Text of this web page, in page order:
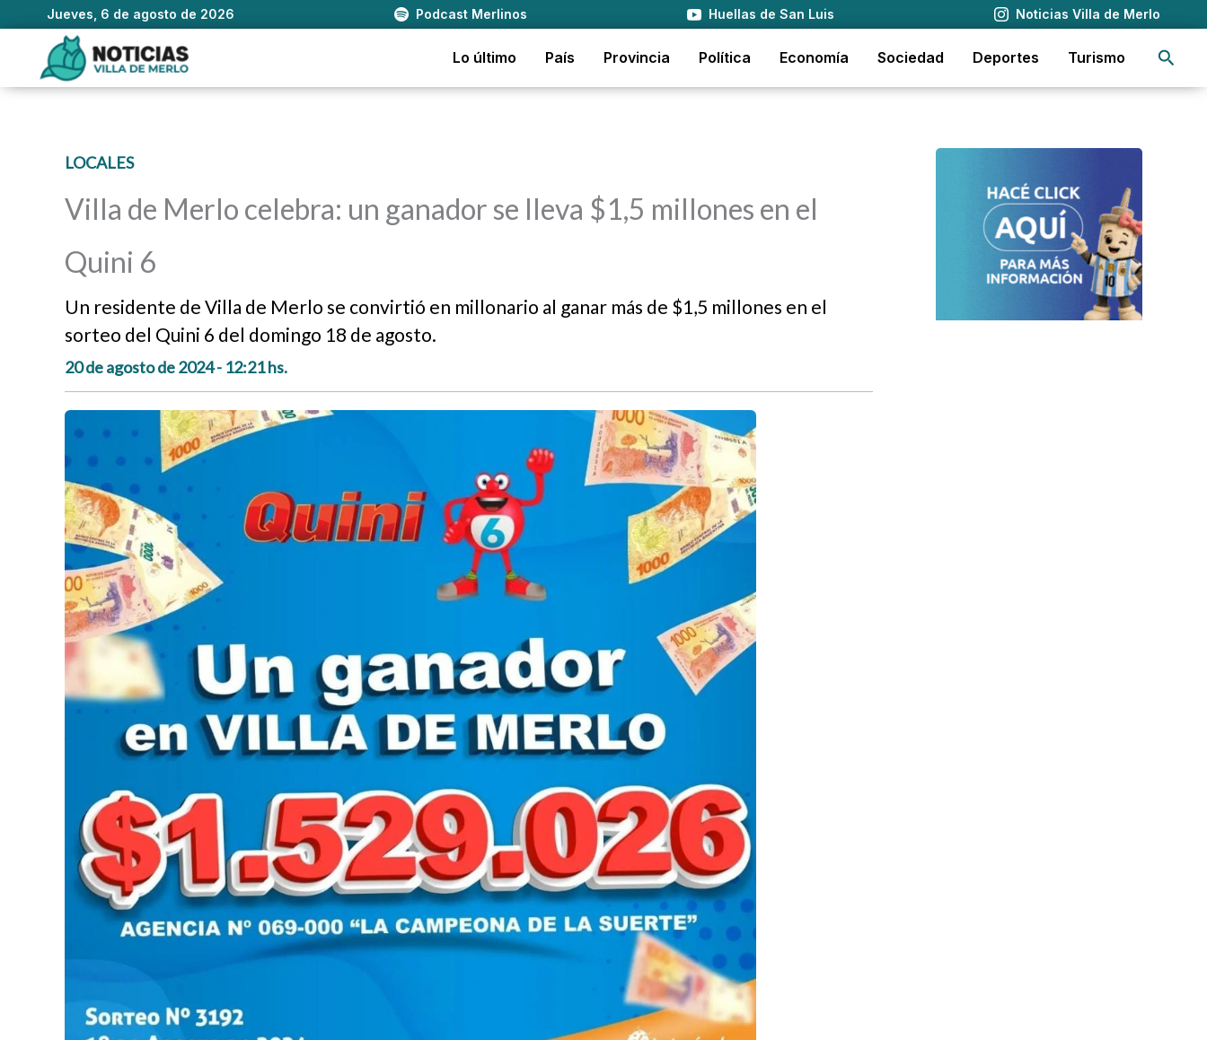
Jueves, 6 de agosto de 2026 Podcast Merlinos Huellas de San Luis Noticias Villa de Merlo
contenido
Lo último País Provincia Política Economía Sociedad Deportes Turismo
LOCALES
Villa de Merlo celebra: un ganador se lleva $1,5 millones en el
Quini 6
Un residente de Villa de Merlo se convirtió en millonario al ganar más de $1,5 millones en el
sorteo del Quini 6 del domingo 18 de agosto.
20 de agosto de 2024 - 12:21 hs.